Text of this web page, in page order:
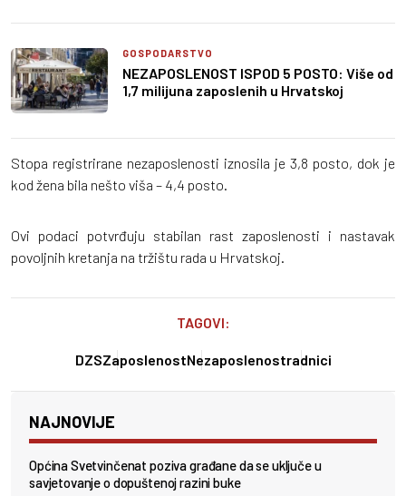
GOSPODARSTVO
NEZAPOSLENOST ISPOD 5 POSTO: Više od
1,7 milijuna zaposlenih u Hrvatskoj
Stopa registrirane nezaposlenosti iznosila je 3,8 posto, dok je
kod žena bila nešto viša – 4,4 posto.
Ovi podaci potvrđuju stabilan rast zaposlenosti i nastavak
povoljnih kretanja na tržištu rada u Hrvatskoj.
TAGOVI:
DZSZaposlenostNezaposlenostradnici
NAJNOVIJE
Općina Svetvinčenat poziva građane da se uključe u
savjetovanje o dopuštenoj razini buke